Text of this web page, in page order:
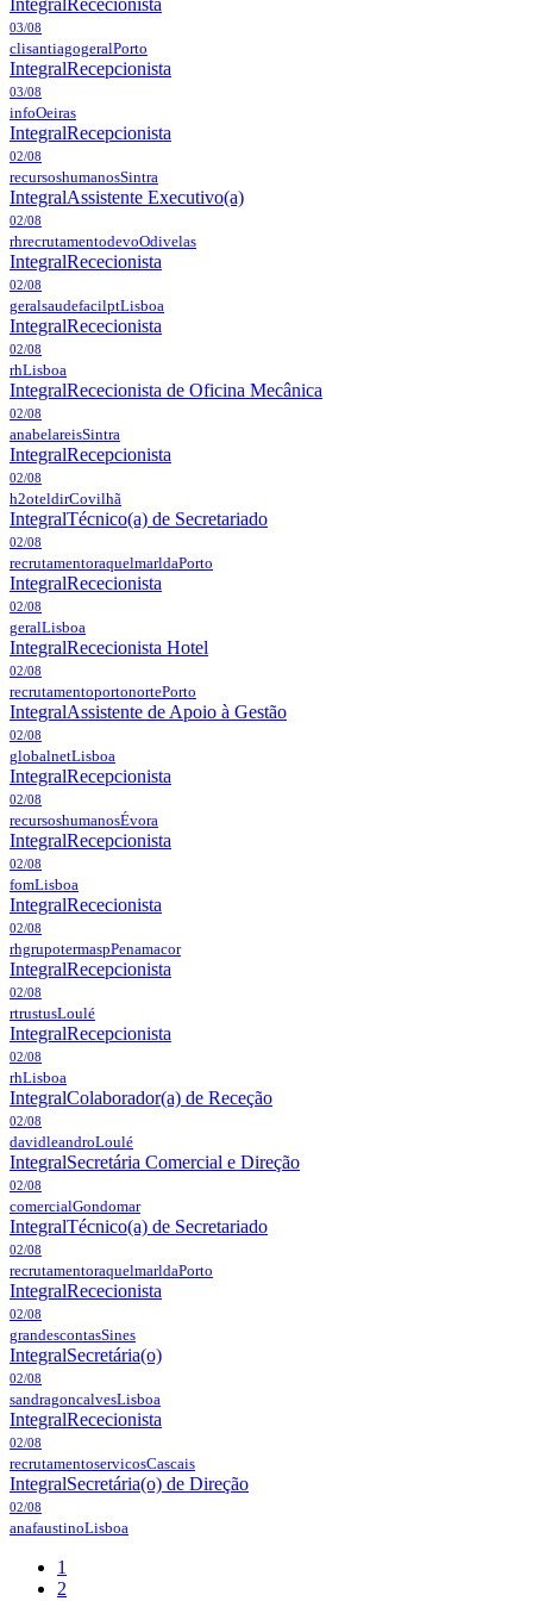
03/08
clisantiagogeralPorto
IntegralRecepcionista
03/08
infoOeiras
IntegralRecepcionista
02/08
recursoshumanosSintra
IntegralAssistente Executivo(a)
02/08
rhrecrutamentodevoOdivelas
IntegralRececionista
02/08
geralsaudefacilptLisboa
IntegralRececionista
02/08
rhLisboa
IntegralRececionista de Oficina Mecânica
02/08
anabelareisSintra
IntegralRecepcionista
02/08
h2oteldirCovilhã
IntegralTécnico(a) de Secretariado
02/08
recrutamentoraquelmarldaPorto
IntegralRececionista
02/08
geralLisboa
IntegralRececionista Hotel
02/08
recrutamentoportonortePorto
IntegralAssistente de Apoio à Gestão
02/08
globalnetLisboa
IntegralRecepcionista
02/08
recursoshumanosÉvora
IntegralRecepcionista
02/08
fomLisboa
IntegralRececionista
02/08
rhgrupotermaspPenamacor
IntegralRecepcionista
02/08
rtrustusLoulé
IntegralRecepcionista
02/08
rhLisboa
IntegralColaborador(a) de Receção
02/08
davidleandroLoulé
IntegralSecretária Comercial e Direção
02/08
comercialGondomar
IntegralTécnico(a) de Secretariado
02/08
recrutamentoraquelmarldaPorto
IntegralRececionista
02/08
grandescontasSines
IntegralSecretária(o)
02/08
sandragoncalvesLisboa
IntegralRececionista
02/08
recrutamentoservicosCascais
IntegralSecretária(o) de Direção
02/08
anafaustinoLisboa
1
2